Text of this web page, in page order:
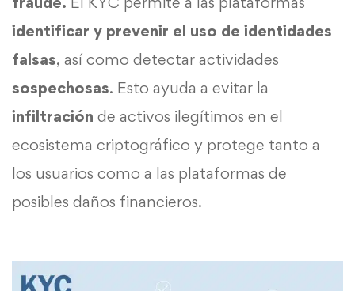
identificar y prevenir el uso de identidades
falsas, así como detectar actividades
sospechosas. Esto ayuda a evitar la
infiltración de activos ilegítimos en el
ecosistema criptográfico y protege tanto a
los usuarios como a las plataformas de
posibles daños financieros.